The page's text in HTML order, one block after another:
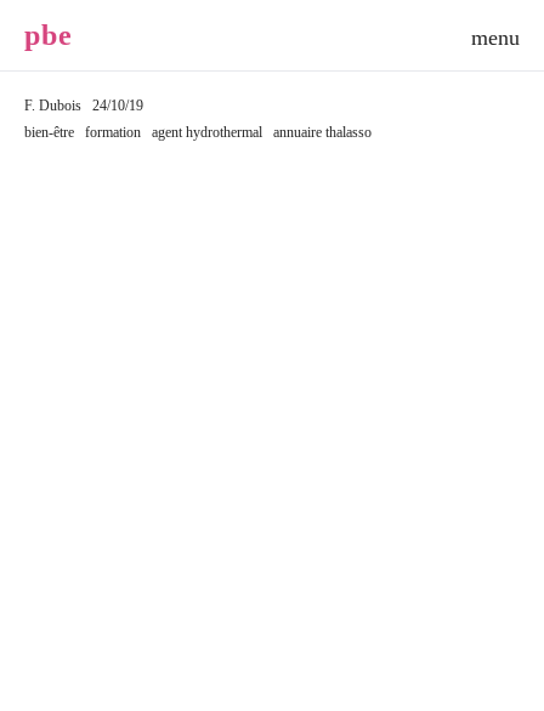
pbe
F. Dubois
24/10/19
bien-être
formation agent hydrothermal annuaire thalasso